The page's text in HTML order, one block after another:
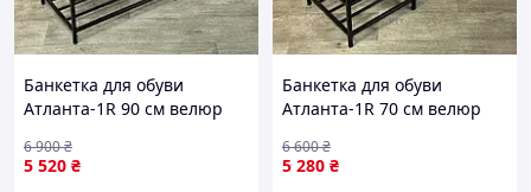
Банкетка для обуви
Атланта-1R 90 см велюр
9005 AllInOne -market-
without-queues-
5 520 ₴
6 900₴
Банкетка для обуви
Атланта-1R 70 см велюр
9005 AllInOne -market-
without-queues-
5 280 ₴
6 600₴